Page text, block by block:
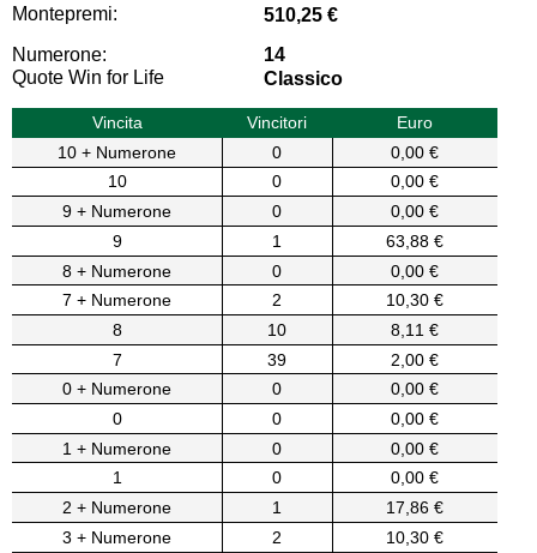
Montepremi:
510,25 €
Numerone:
14
Quote Win for Life
Classico
Vincita Vincitori
Euro
10 + Numerone
0
0,00 €
10
0
0,00 €
9 + Numerone
0
0,00 €
9
1
63,88 €
8 + Numerone
0
0,00 €
7 + Numerone
2
10,30 €
8
10
8,11 €
7
39
2,00 €
0 + Numerone
0
0,00 €
0
0
0,00 €
1 + Numerone
0
0,00 €
1
0
0,00 €
2 + Numerone
1
17,86 €
3 + Numerone
2
10,30 €